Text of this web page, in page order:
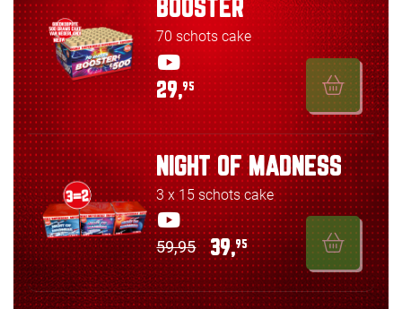
BOOSTER
70 schots cake
29,95
NIGHT OF MADNESS
3 x 15 schots cake
59,95 39,95